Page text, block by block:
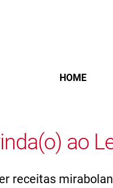
HOME
ao
receitas